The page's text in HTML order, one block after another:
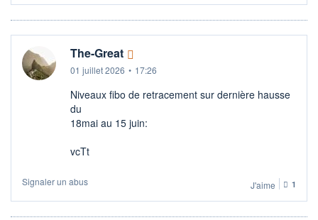
The-Great
01 juillet 2026 • 17:26
Niveaux fibo de retracement sur dernière hausse
du
18mai au 15 juin:
vcTt
Signaler un abus J'aime 1